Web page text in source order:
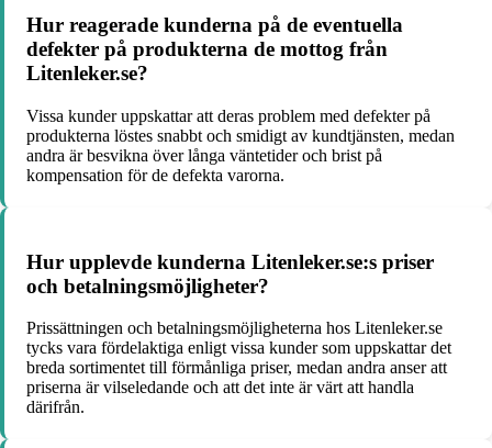
Hur reagerade kunderna på de eventuella
defekter på produkterna de mottog från
Litenleker.se?
Vissa kunder uppskattar att deras problem med defekter på
produkterna löstes snabbt och smidigt av kundtjänsten, medan
andra är besvikna över långa väntetider och brist på
kompensation för de defekta varorna.
Hur upplevde kunderna Litenleker.se:s priser
och betalningsmöjligheter?
Prissättningen och betalningsmöjligheterna hos Litenleker.se
tycks vara fördelaktiga enligt vissa kunder som uppskattar det
breda sortimentet till förmånliga priser, medan andra anser att
priserna är vilseledande och att det inte är värt att handla
därifrån.